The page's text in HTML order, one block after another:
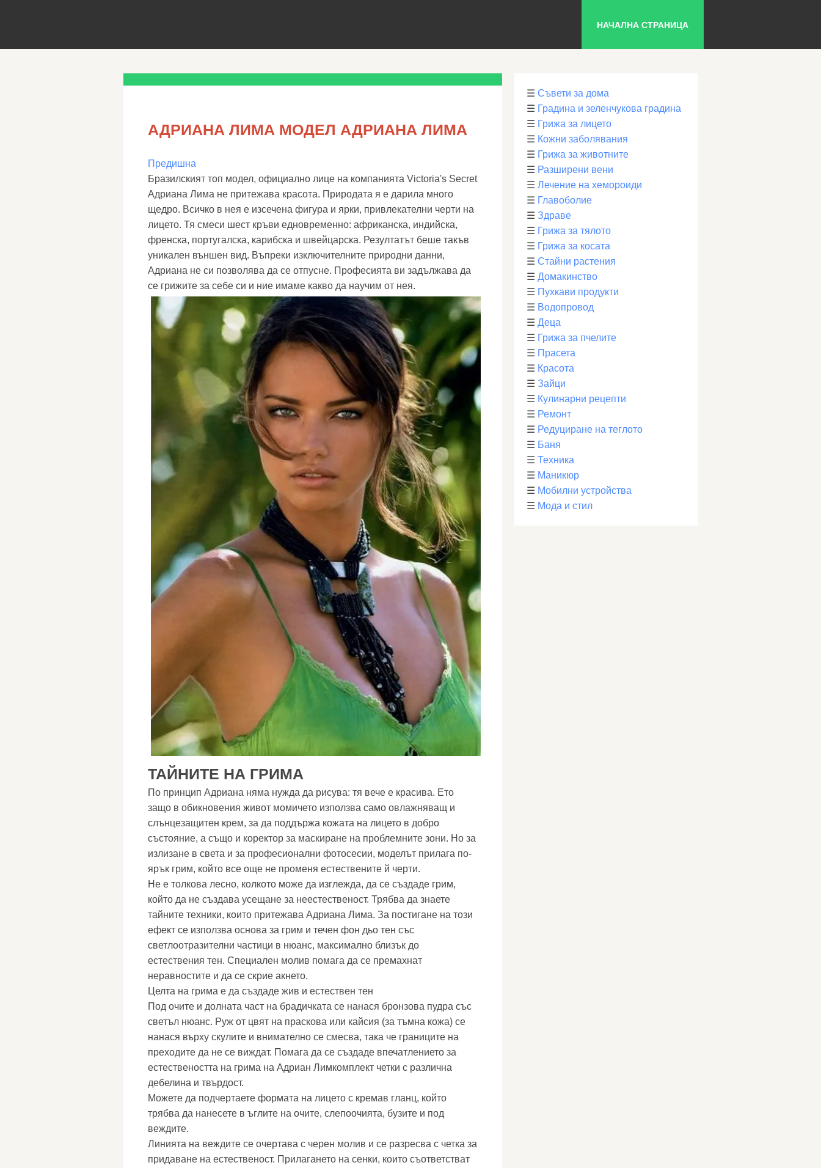
НАЧАЛНА СТРАНИЦА
АДРИАНА ЛИМА МОДЕЛ АДРИАНА ЛИМА
Предишна
Бразилският топ модел, официално лице на компанията Victoria's Secret
Адриана Лима не притежава красота. Природата я е дарила много
щедро. Всичко в нея е изсечена фигура и ярки, привлекателни черти на
лицето. Тя смеси шест кръви едновременно: африканска, индийска,
френска, португалска, карибска и швейцарска. Резултатът беше такъв
уникален външен вид. Въпреки изключителните природни данни,
Адриана не си позволява да се отпусне. Професията ви задължава да
се грижите за себе си и ние имаме какво да научим от нея.
ТАЙНИТЕ НА ГРИМА
По принцип Адриана няма нужда да рисува: тя вече е красива. Ето
защо в обикновения живот момичето използва само овлажняващ и
слънцезащитен крем, за да поддържа кожата на лицето в добро
състояние, а също и коректор за маскиране на проблемните зони. Но за
излизане в света и за професионални фотосесии, моделът прилага по-
ярък грим, който все още не променя естествените й черти.
Не е толкова лесно, колкото може да изглежда, да се създаде грим,
който да не създава усещане за неестественост. Трябва да знаете
тайните техники, които притежава Адриана Лима. За постигане на този
ефект се използва основа за грим и течен фон дьо тен със
светлоотразителни частици в нюанс, максимално близък до
естествения тен. Специален молив помага да се премахнат
неравностите и да се скрие акнето.
Целта на грима е да създаде жив и естествен тен
Под очите и долната част на брадичката се нанася бронзова пудра със
светъл нюанс. Руж от цвят на праскова или кайсия (за тъмна кожа) се
нанася върху скулите и внимателно се смесва, така че границите на
преходите да не се виждат. Помага да се създаде впечатлението за
естествеността на грима на Адриан Лимкомплект четки с различна
дебелина и твърдост.
Можете да подчертаете формата на лицето с кремав гланц, който
трябва да нанесете в ъглите на очите, слепоочията, бузите и под
веждите.
Линията на веждите се очертава с черен молив и се разресва с четка за
придаване на естественост. Прилагането на сенки, които съответстват
☰ Съвети за дома
☰ Градина и зеленчукова градина
☰ Грижа за лицето
☰ Кожни заболявания
☰ Грижа за животните
☰ Разширени вени
☰ Лечение на хемороиди
☰ Главоболие
☰ Здраве
☰ Грижа за тялото
☰ Грижа за косата
☰ Стайни растения
☰ Домакинство
☰ Пухкави продукти
☰ Водопровод
☰ Деца
☰ Грижа за пчелите
☰ Прасета
☰ Красота
☰ Зайци
☰ Кулинарни рецепти
☰ Ремонт
☰ Редуциране на теглото
☰ Баня
☰ Техника
☰ Маникюр
☰ Мобилни устройства
☰ Мода и стил